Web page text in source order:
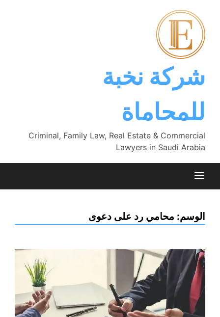
content
شركة نخبة
للمحاماة
Criminal, Family Law, Real Estate & Commercial
Lawyers in Saudi Arabia
الوسم: محامي رد على دعوى